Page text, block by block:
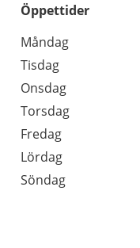
Öppettider
Dag
Öppettider
Kommentarer
Måndag
Tisdag
Onsdag
Torsdag
Fredag
Lördag
Söndag